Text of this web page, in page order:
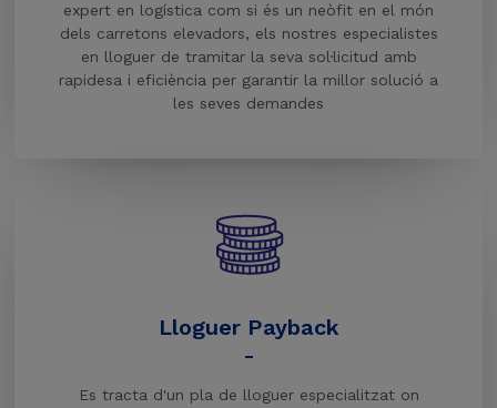
expert en logística com si és un neòfit en el món
dels carretons elevadors, els nostres especialistes
en lloguer de tramitar la seva sol·licitud amb
rapidesa i eficiència per garantir la millor solució a
les seves demandes
Lloguer Payback
-
Es tracta d'un pla de lloguer especialitzat on